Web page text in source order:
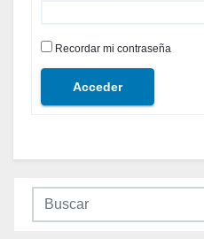
Recordar mi contraseña
Acceder